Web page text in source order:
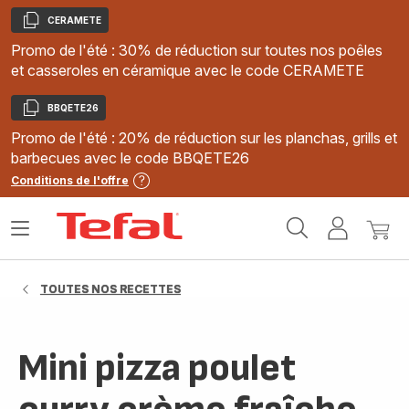
Copier
CERAMETE
Promo de l'été : 30% de réduction sur toutes nos poêles
et casseroles en céramique avec le code CERAMETE
Copier
BBQETE26
Promo de l'été : 20% de réduction sur les planchas, grills et
barbecues avec le code BBQETE26
Conditions de l'offre
MonMon
Ouvrir
TOUTES NOS RECETTES
Mini pizza poulet